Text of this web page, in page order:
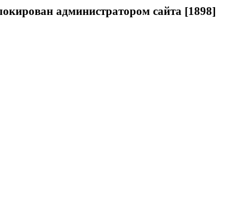
администратором сайта [1898]